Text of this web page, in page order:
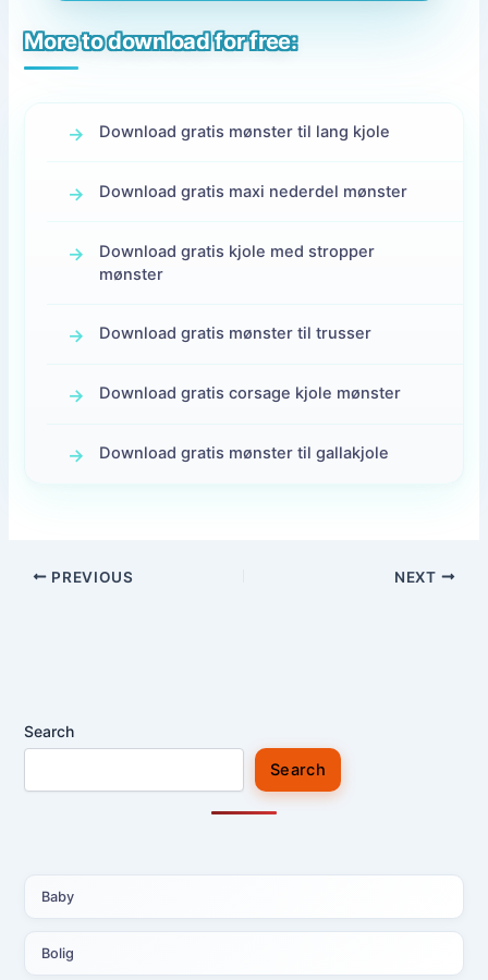
More to download for free:
Download gratis mønster til lang kjole
Download gratis maxi nederdel mønster
Download gratis kjole med stropper
mønster
Download gratis mønster til trusser
Download gratis corsage kjole mønster
Download gratis mønster til gallakjole
PREVIOUS NEXT
Search
Search
Baby
Bolig